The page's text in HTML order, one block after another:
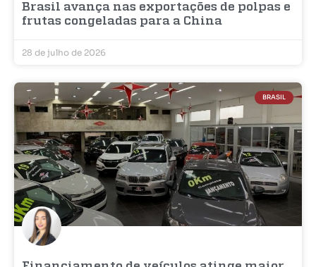
Brasil avança nas exportações de polpas e
frutas congeladas para a China
28 de julho de 2026
BRASIL